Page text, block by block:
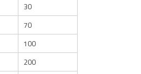
30
70
100
200